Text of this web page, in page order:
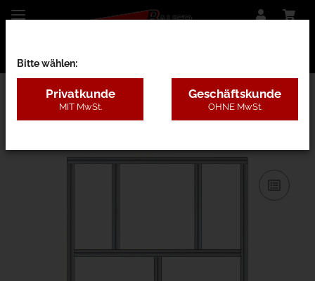
31AC - B=1,3-2m, H=3,1-5m
Bitte wählen:
Privatkunde
MIT MwSt.
Geschäftskunde
OHNE MwSt.